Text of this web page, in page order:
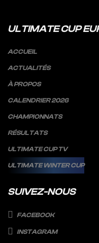
ULTIMATE CUP
ACCUEIL
ACTUALITÉS
À PROPOS
CALENDRIER 2026
CHAMPIONNATS
RÉSULTATS
ULTIMATE CUP TV
ULTIMATE WINTER CUP
SUIVEZ-NOUS
FACEBOOK
INSTAGRAM